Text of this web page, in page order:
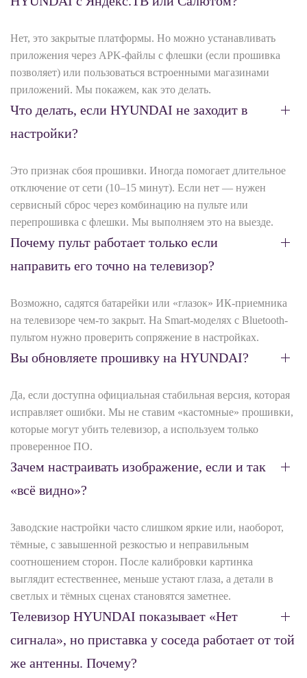
Нет, это закрытые платформы. Но можно устанавливать
приложения через APK-файлы с флешки (если прошивка
позволяет) или пользоваться встроенными магазинами
приложений. Мы покажем, как это делать.
Что делать, если HYUNDAI не заходит в
настройки?
Это признак сбоя прошивки. Иногда помогает длительное
отключение от сети (10–15 минут). Если нет — нужен
сервисный сброс через комбинацию на пульте или
перепрошивка с флешки. Мы выполняем это на выезде.
Почему пульт работает только если
направить его точно на телевизор?
Возможно, садятся батарейки или «глазок» ИК-приемника
на телевизоре чем-то закрыт. На Smart-моделях с Bluetooth-
пультом нужно проверить сопряжение в настройках.
Вы обновляете прошивку на HYUNDAI?
Да, если доступна официальная стабильная версия, которая
исправляет ошибки. Мы не ставим «кастомные» прошивки,
которые могут убить телевизор, а используем только
проверенное ПО.
Зачем настраивать изображение, если и так
«всё видно»?
Заводские настройки часто слишком яркие или, наоборот,
тёмные, с завышенной резкостью и неправильным
соотношением сторон. После калибровки картинка
выглядит естественнее, меньше устают глаза, а детали в
светлых и тёмных сценах становятся заметнее.
Телевизор HYUNDAI показывает «Нет
сигнала», но приставка у соседа работает от той
же антенны. Почему?